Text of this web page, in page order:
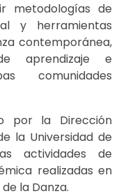
metodologías de
y herramientas
contemporánea,
aprendizaje e
comunidades
por la Dirección
la Universidad de
actividades de
realizadas en
la Danza.